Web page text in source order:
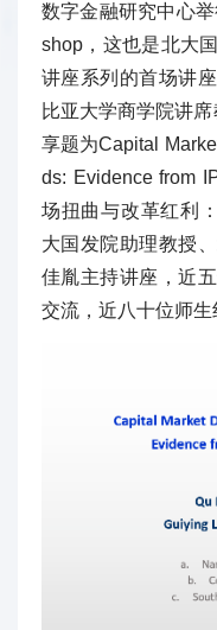
数字金融研究中心
shop，这也是北大
讲座系列的首场讲
比亚大学商学院讲
享题为Capital
ds: Evidence from
场扭曲与改革红利
大国发院助理教授
佳胤主持讲座，近
交流，近八十位师生